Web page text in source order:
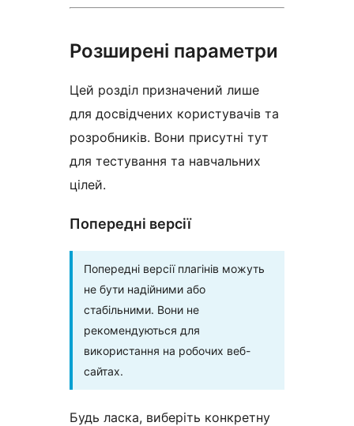
Розширені параметри
Цей розділ призначений лише
для досвідчених користувачів та
розробників. Вони присутні тут
для тестування та навчальних
цілей.
Попередні версії
Попередні версії плагінів можуть
не бути надійними або
стабільними. Вони не
рекомендуються для
використання на робочих веб-
сайтах.
Будь ласка, виберіть конкретну